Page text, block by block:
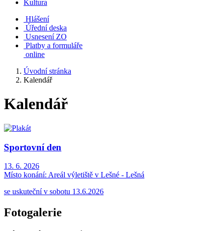
Kultura
Hlášení
Úřední deska
Usnesení ZO
Platby a formuláře
online
Úvodní stránka
Kalendář
Kalendář
Sportovní den
13. 6. 2026
Místo konání: Areál výletiště v Lešné - Lešná
se uskuteční v sobotu 13.6.2026
Fotogalerie